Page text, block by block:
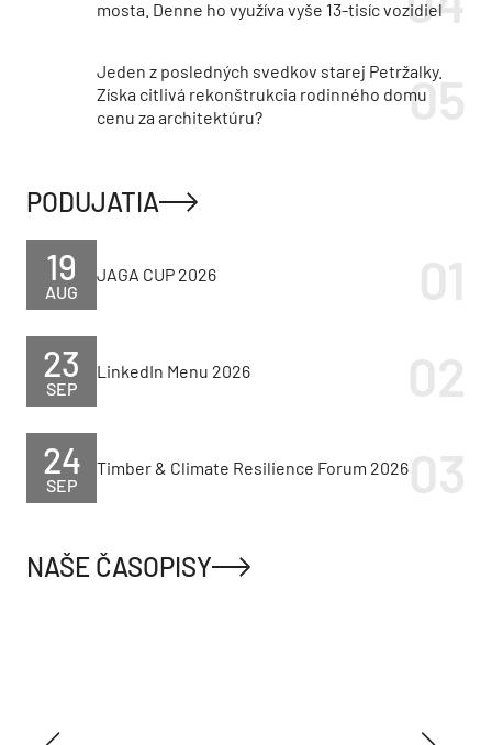
mosta. Denne ho využíva vyše 13-tisíc vozidiel
Jeden z posledných svedkov starej Petržalky.
Získa citlivá rekonštrukcia rodinného domu
cenu za architektúru?
PODUJATIA
AUG
19 JAGA CUP 2026
SEP
23 LinkedIn Menu 2026
SEP
24 Timber & Climate Resilience Forum 2026
NAŠE ČASOPISY